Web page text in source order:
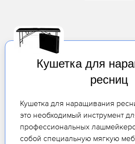
Кушетка для
ресниц
Кушетка для наращивания
это необходимый инструмент
профессиональных
собой специальную мягкую